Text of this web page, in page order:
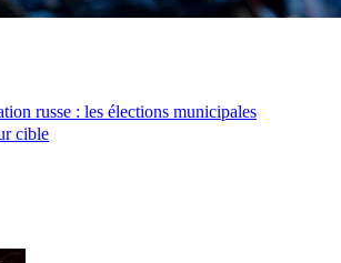
russe : les élections municipales
cible